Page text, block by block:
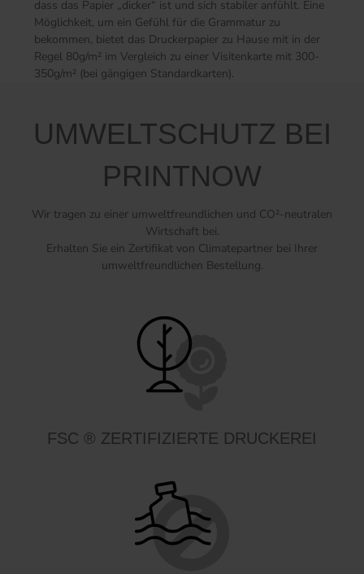
dass das Papier „dicker“ ist und sich stabiler anfühlt. Eine
Möglichkeit, um ein Gefühl für die Grammatur zu
bekommen, bietet das Druckerpapier zu Hause mit in der
Regel 80g/m² im Vergleich zu einer Visitenkarte mit 300-
350g/m² (bei gängigen Standardkarten).
UMWELTSCHUTZ BEI
PRINTNOW
Wir tragen zu einer umweltfreundlichen und CO²-neutralen
Wirtschaft bei.
Erhalten Sie ein Zertifikat von Climatepartner bei Ihrer
umweltfreundlichen Bestellung.
FSC ® ZERTIFIZIERTE DRUCKEREI